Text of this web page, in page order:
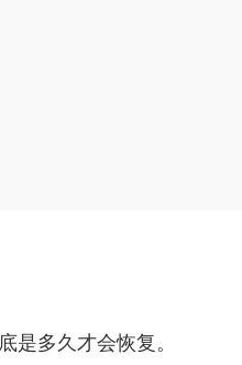
是多久才会恢复。